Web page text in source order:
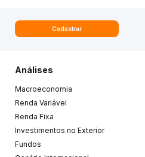
Cadastrar
Análises
Macroeconomia
Renda Variável
Renda Fixa
Investimentos no Exterior
Fundos